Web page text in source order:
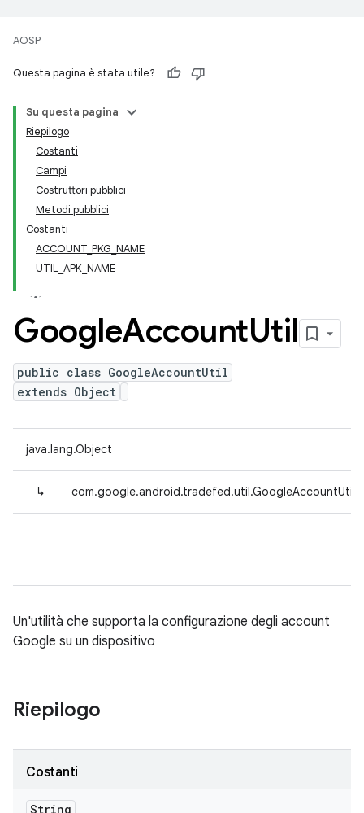
AOSP
Questa pagina è stata utile?
Su questa pagina
Riepilogo
Costanti
Campi
Costruttori pubblici
Metodi pubblici
Costanti
ACCOUNT_PKG_NAME
UTIL_APK_NAME
GoogleAccountUtil
public class GoogleAccountUtil
extends Object
java.lang.Object
↳ com.google.android.tradefed.util.GoogleAccountUtil
Un'utilità che supporta la configurazione degli account
Google su un dispositivo
Riepilogo
Costanti
String